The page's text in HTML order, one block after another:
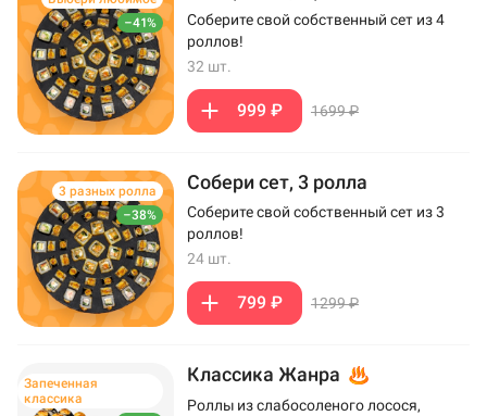
–41%
Соберите свой собственный сет из 4
роллов!
32 шт.
999 ₽ 1699 ₽
–38%
3 разных ролла Собери сет, 3 ролла
Соберите свой собственный сет из 3
роллов!
24 шт.
799 ₽ 1299 ₽
Запеченная
классика
Классика Жанра
Роллы из слабосоленого лосося,